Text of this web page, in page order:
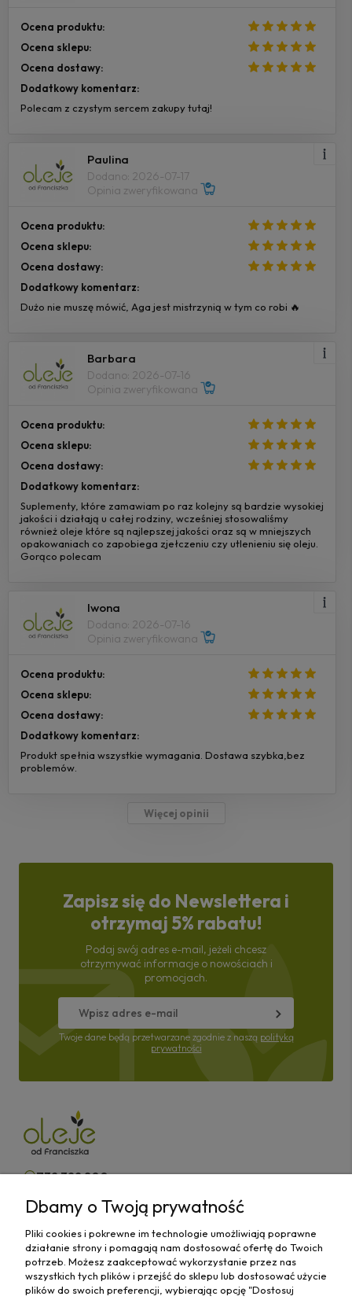
Ocena produktu:
Ocena sklepu:
Ocena dostawy:
Dodatkowy komentarz:
Polecam z czystym sercem zakupy tutaj!
Paulina
Dodano: 2026-07-17
Opinia zweryfikowana
Ocena produktu:
Ocena sklepu:
Ocena dostawy:
Dodatkowy komentarz:
Dużo nie muszę mówić, Aga jest mistrzynią w tym co robi 🔥
Barbara
Dodano: 2026-07-16
Opinia zweryfikowana
Ocena produktu:
Ocena sklepu:
Ocena dostawy:
Dodatkowy komentarz:
Suplementy, które zamawiam po raz kolejny są bardzie wysokiej
jakości i działają u całej rodziny, wcześniej stosowaliśmy
również oleje które są najlepszej jakości oraz są w mniejszych
opakowaniach co zapobiega zjełczeniu czy utlenieniu się oleju.
Gorąco polecam
Iwona
Dodano: 2026-07-16
Opinia zweryfikowana
Ocena produktu:
Ocena sklepu:
Ocena dostawy:
Dodatkowy komentarz:
Produkt spełnia wszystkie wymagania. Dostawa szybka,bez
problemów.
Więcej opinii
Zapisz się do Newslettera i
otrzymaj 5% rabatu!
Podaj swój adres e-mail, jeżeli chcesz
otrzymywać informacje o nowościach i
promocjach.
Twoje dane będą przetwarzane zgodnie z naszą polityką
prywatności
732 322 800
kontakt@olejeodfranciszka.pl
Sklep stacjonarny
63-400 Ostrów Wielkopolski,
ul.Różana 29/1
Dbamy o Twoją prywatność
Pliki cookies i pokrewne im technologie umożliwiają poprawne
działanie strony i pomagają nam dostosować ofertę do Twoich
potrzeb. Możesz zaakceptować wykorzystanie przez nas
wszystkich tych plików i przejść do sklepu lub dostosować użycie
plików do swoich preferencji, wybierając opcję "Dostosuj